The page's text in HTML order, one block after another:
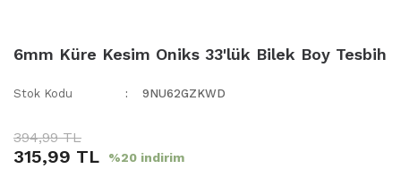
6mm Küre Kesim Oniks 33'lük Bilek Boy Tesbih
Stok Kodu 9NU62GZKWD
394,99 TL
315,99 TL %20 indirim